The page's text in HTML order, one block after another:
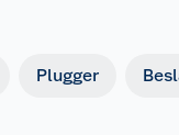
Plugger